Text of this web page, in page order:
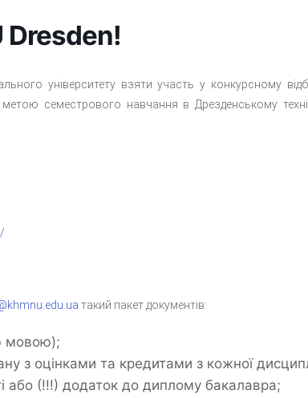
Dresden!
університету взяти участь у конкурсному
метою семестрового навчання в Дрезденському
такий пакет документів:
мовою);
з оцінками та кредитами з кожної
або (!!!) додаток до диплому бакалавра;